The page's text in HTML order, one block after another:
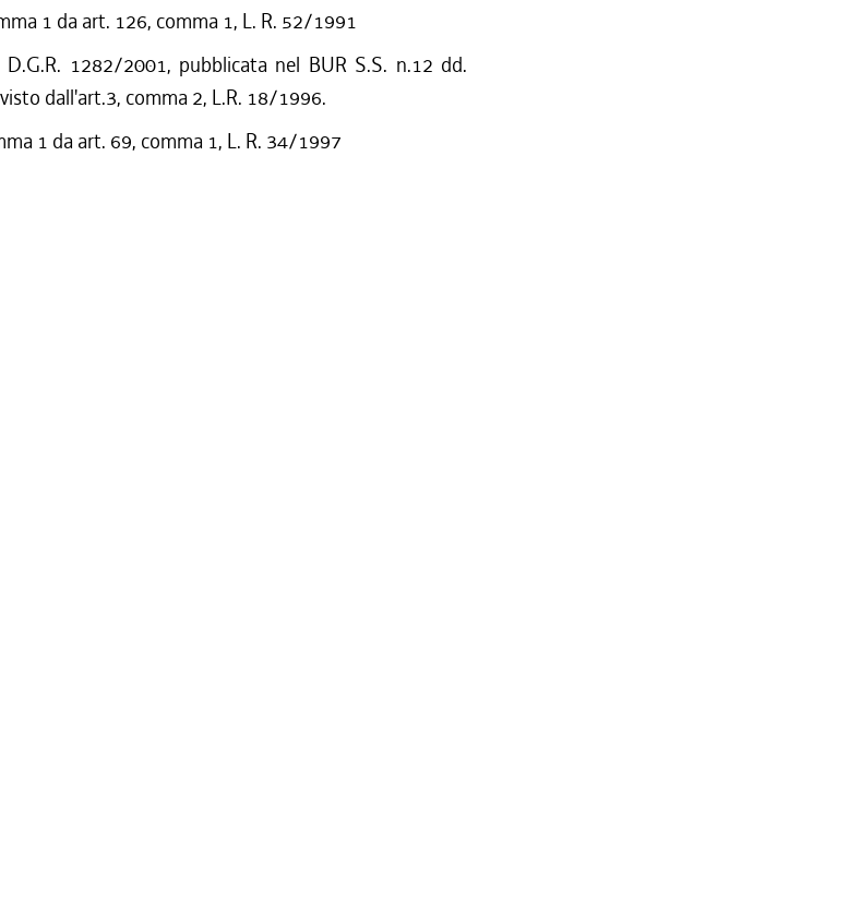
1 da art. 126, comma 1, L. R. 52/1991
1282/2001, pubblicata nel BUR S.S. n.12 dd.
dall'art.3, comma 2, L.R. 18/1996.
1 da art. 69, comma 1, L. R. 34/1997